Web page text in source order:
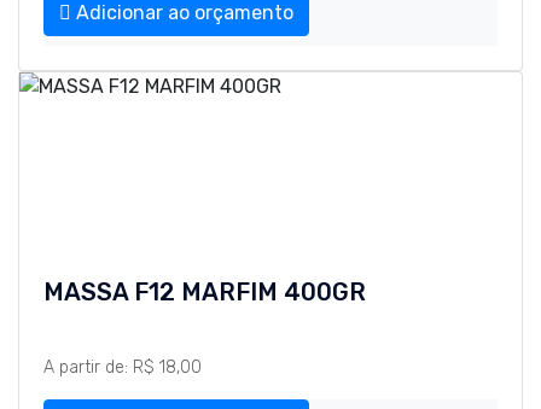
Adicionar ao orçamento
MASSA F12 MARFIM 400GR
A partir de: R$ 18,00